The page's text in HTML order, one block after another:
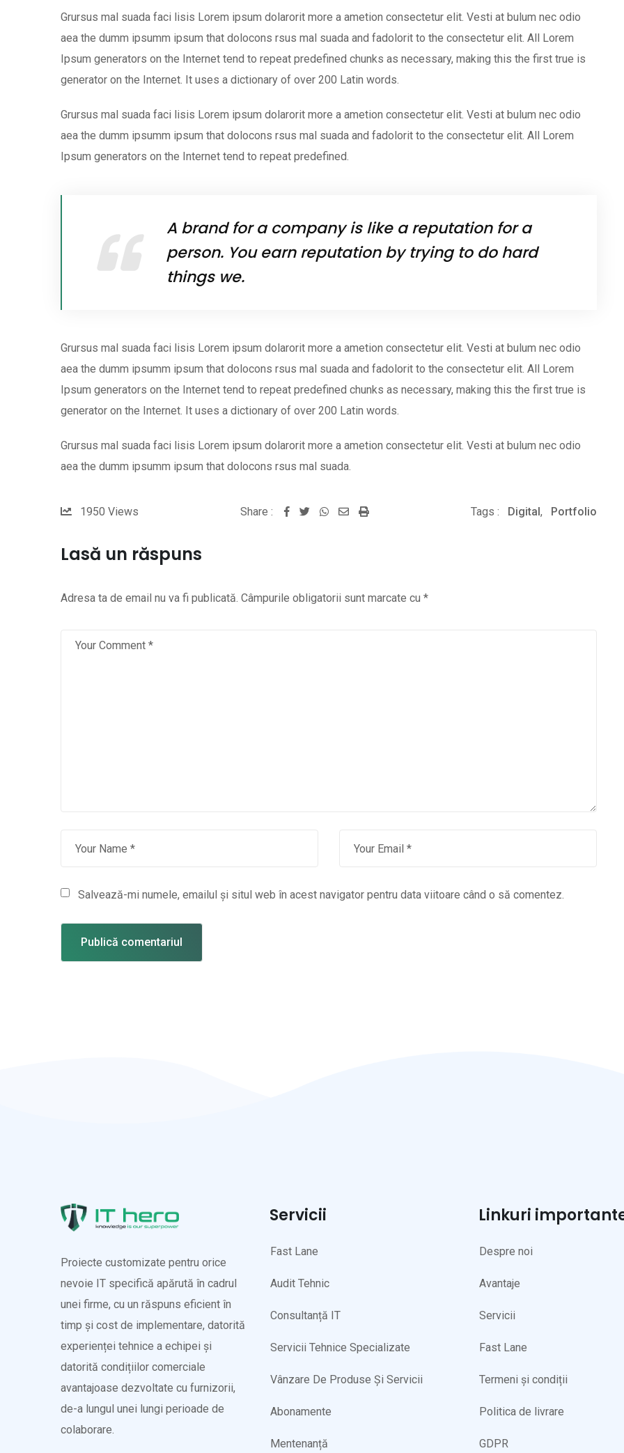
Grursus mal suada faci lisis Lorem ipsum dolarorit more a ametion consectetur elit. Vesti at bulum nec odio
aea the dumm ipsumm ipsum that dolocons rsus mal suada and fadolorit to the consectetur elit. All Lorem
Ipsum generators on the Internet tend to repeat predefined chunks as necessary, making this the first true is
generator on the Internet. It uses a dictionary of over 200 Latin words.
Grursus mal suada faci lisis Lorem ipsum dolarorit more a ametion consectetur elit. Vesti at bulum nec odio
aea the dumm ipsumm ipsum that dolocons rsus mal suada and fadolorit to the consectetur elit. All Lorem
Ipsum generators on the Internet tend to repeat predefined.
A brand for a company is like a reputation for a
person. You earn reputation by trying to do hard
things we.
Grursus mal suada faci lisis Lorem ipsum dolarorit more a ametion consectetur elit. Vesti at bulum nec odio
aea the dumm ipsumm ipsum that dolocons rsus mal suada and fadolorit to the consectetur elit. All Lorem
Ipsum generators on the Internet tend to repeat predefined chunks as necessary, making this the first true is
generator on the Internet. It uses a dictionary of over 200 Latin words.
Grursus mal suada faci lisis Lorem ipsum dolarorit more a ametion consectetur elit. Vesti at bulum nec odio
aea the dumm ipsumm ipsum that dolocons rsus mal suada.
1950 Views Share : Whatsapp
SharePrint Tags : Digital, Portfolio
Lasă un răspuns
Adresa ta de email nu va fi publicată. Câmpurile obligatorii sunt marcate cu *
Salvează-mi numele, emailul și situl web în acest navigator pentru data viitoare când o să comentez.
Proiecte customizate pentru orice
nevoie IT specifică apărută în cadrul
unei firme, cu un răspuns eficient în
timp și cost de implementare, datorită
experienței tehnice a echipei și
datorită condițiilor comerciale
avantajoase dezvoltate cu furnizorii,
de-a lungul unei lungi perioade de
colaborare.
Servicii
Fast Lane
Audit Tehnic
Consultanță IT
Servicii Tehnice Specializate
Vânzare De Produse Și Servicii
Abonamente
Mentenanță
Linkuri
Despre noi
Avantaje
Servicii
Fast Lane
Termeni și condiții
Politica de livrare
GDPR